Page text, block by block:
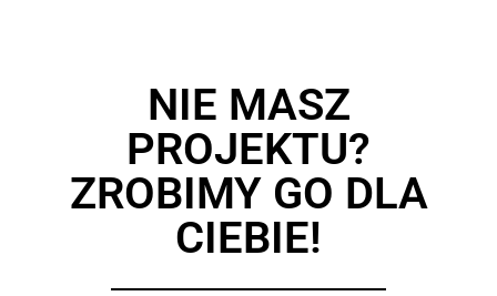
NIE MASZ
PROJEKTU?
ZROBIMY GO DLA
CIEBIE!